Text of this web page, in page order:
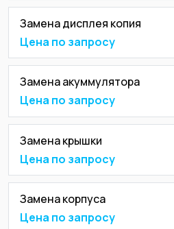
Замена дисплея копия
Цена по запросу
Замена акуммулятора
Цена по запросу
Замена крышки
Цена по запросу
Замена корпуса
Цена по запросу